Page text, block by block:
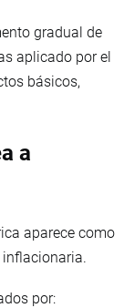
gradual de
aplicado por el
básicos,
a
aparece como
por: